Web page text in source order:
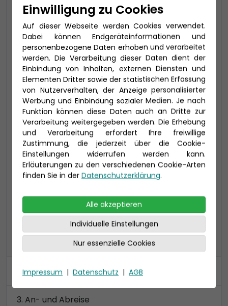
-150 € - Frühbucher Plus
2-Bett-Veranda Komfort (VB)
Verandakabine Komfort mit begehbarem
Kleiderschrank
Preis 4.360 €
alle Kategorien anzeigen
Kabine
An- und Abreise
Einwilligung zu Cookies
Auf dieser Webseite werden Cookies verwendet.
Dabei können Endgeräteinformationen und
personenbezogene Daten erhoben und verarbeitet
werden. Die Verarbeitung dieser Daten dient der
Einbindung von Inhalten, externen Diensten und
Elementen Dritter sowie der statistischen Erfassung
von Nutzerverhalten, der Anzeige personalisierter
Werbung und Einbindung sozialer Medien. Je nach
Funktion können diese Daten auch an Dritte zur
Verarbeitung weitergegeben werden. Die Erhebung
und Verarbeitung erfordert Ihre freiwillige
Zustimmung, die jederzeit über die Cookie-
Einstellungen widerrufen werden kann.
Erläuterungen zu den verschiedenen Cookie-Arten
finden Sie in der Datenschutzerklärung.
Alle akzeptieren
Individuelle Einstellungen
Nur essenzielle Cookies
Impressum | Datenschutz | AGB